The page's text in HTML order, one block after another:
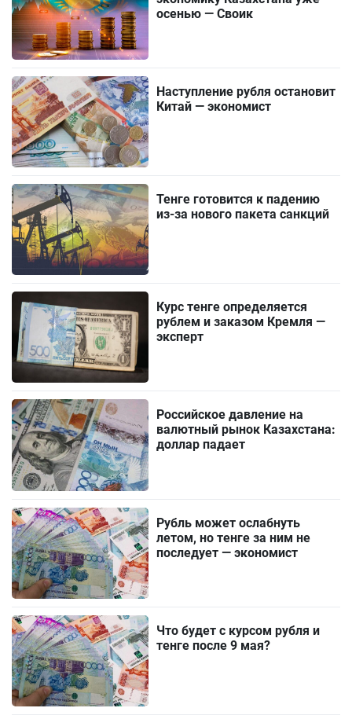
осенью — Своик
Наступление рубля остановит
Китай — экономист
Тенге готовится к падению
из-за нового пакета санкций
Курс тенге определяется
рублем и заказом Кремля —
эксперт
Российское давление на
валютный рынок Казахстана:
доллар падает
Рубль может ослабнуть
летом, но тенге за ним не
последует — экономист
Что будет с курсом рубля и
тенге после 9 мая?